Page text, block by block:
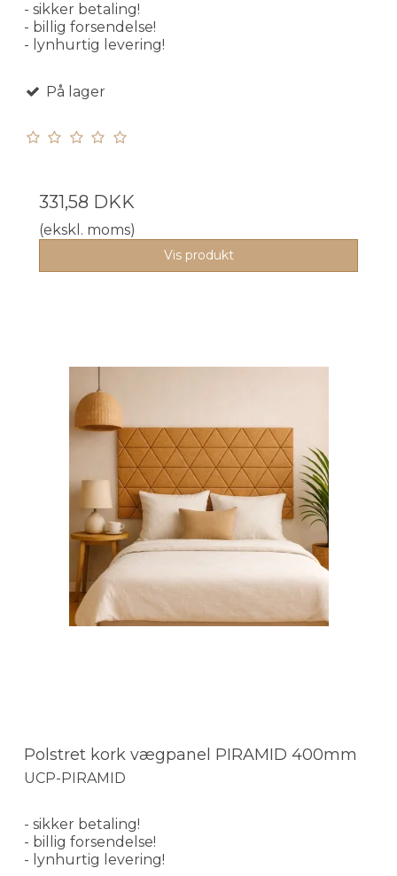
- sikker betaling!
- billig forsendelse!
- lynhurtig levering!
På lager
331,58 DKK
(ekskl. moms)
Vis produkt
Polstret kork vægpanel PIRAMID 400mm
UCP-PIRAMID
- sikker betaling!
- billig forsendelse!
- lynhurtig levering!